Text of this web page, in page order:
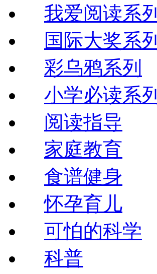
我爱阅读系列
国际大奖系列
彩乌鸦系列
小学必读系列
阅读指导
家庭教育
食谱健身
怀孕育儿
可怕的科学
科普